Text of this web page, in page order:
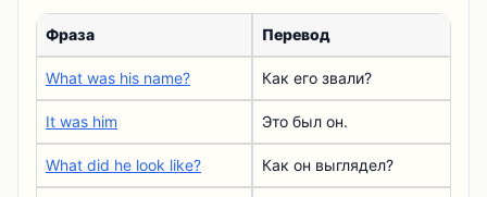
Фраза Перевод
What was his name? Как его звали?
It was him Это был он.
What did he look like? Как он выглядел?